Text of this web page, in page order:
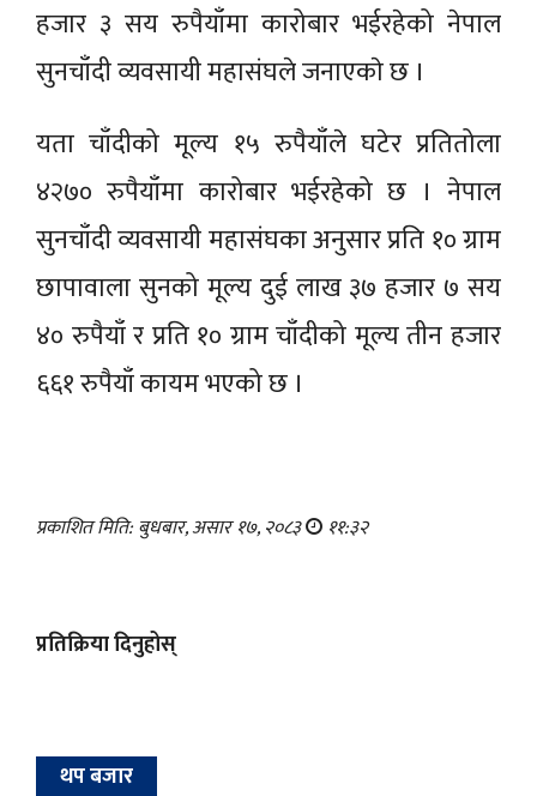
हजार ३ सय रुपैयाँमा कारोबार भईरहेको नेपाल
सुनचाँदी व्यवसायी महासंघले जनाएकाे छ ।
यता चाँदीको मूल्य १५ रुपैयाँले घटेर प्रतितोला
४२७० रुपैयाँमा कारोबार भईरहेको छ । नेपाल
सुनचाँदी व्यवसायी महासंघका अनुसार प्रति १० ग्राम
छापावाला सुनको मूल्य दुई लाख ३७ हजार ७ सय
४० रुपैयाँ र प्रति १० ग्राम चाँदीको मूल्य तीन हजार
६६१ रुपैयाँ कायम भएको छ ।
प्रकाशित मिति: बुधबार, असार १७, २०८३ ११:३२
प्रतिक्रिया दिनुहोस्
थप बजार